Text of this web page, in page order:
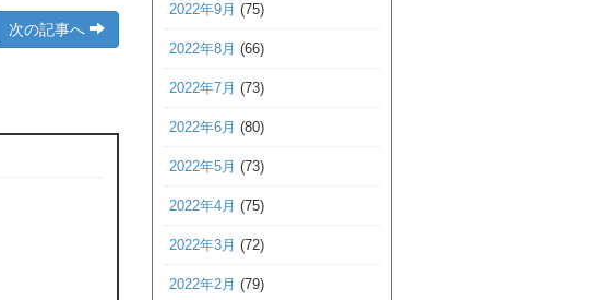
次の記事へ
2022年9月 (75)
2022年8月 (66)
2022年7月 (73)
2022年6月 (80)
2022年5月 (73)
2022年4月 (75)
2022年3月 (72)
2022年2月 (79)